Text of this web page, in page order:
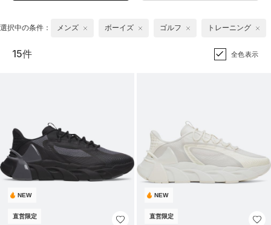
選択中の条件： メンズ ボーイズ ゴルフ トレーニング
15件 全色表示
NEW
直営限定
NEW
直営限定